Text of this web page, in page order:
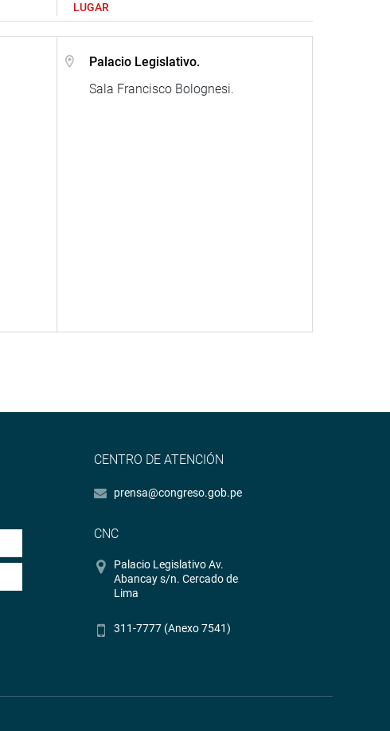
LUGAR
Palacio Legislativo.
Sala Francisco Bolognesi.
CENTRO DE ATENCIÓN
prensa@congreso.gob.pe
CNC
Palacio Legislativo Av.
Abancay s/n. Cercado de
Lima
311-7777 (Anexo 7541)